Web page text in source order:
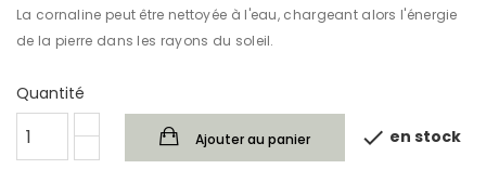
La cornaline peut être nettoyée à l'eau, chargeant alors l'énergie
de la pierre dans les rayons du soleil.
Quantité
Ajouter au panier  en stock